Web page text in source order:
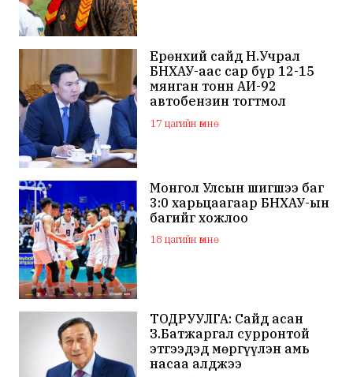
Ерөнхий сайд Н.Учрал
БНХАУ-аас сар бүр 12-15
мянган тонн АИ-92
автобензин тогтмол
нийлүүлэх хүсэлт тавилаа
17 цагийн өмнө
Монгол Улсын шигшээ баг
3:0 харьцаагаар БНХАУ-ын
багийг хожлоо
18 цагийн өмнө
ТОДРУУЛГА: Сайд асан
З.Батжаргал сурронтой
этгээдэд мөргүүлэн амь
насаа алджээ